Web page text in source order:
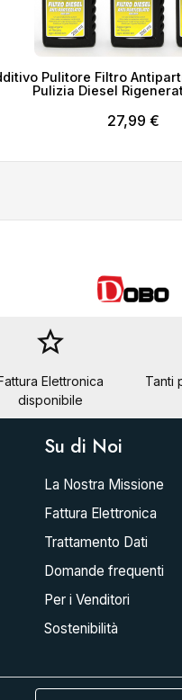
Pulitore Filtro
Pulizia Diesel
27,99 €
star_border
Elettronica
disponibile
Tanti
Su di Noi
La Nostra Missione
Fattura Elettronica
Trattamento Dati
Domande frequenti
Per i Venditori
Sostenibilità
desideri